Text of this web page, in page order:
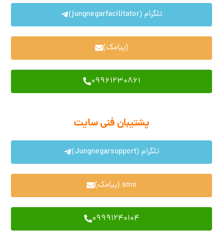
تلگرام (jungnegarfacilitator)
(پیامک)
09961230861
پشتیبان فنی سایت
تلگرام (Jungnegarsupport)
sms (پیامک)
09991240104